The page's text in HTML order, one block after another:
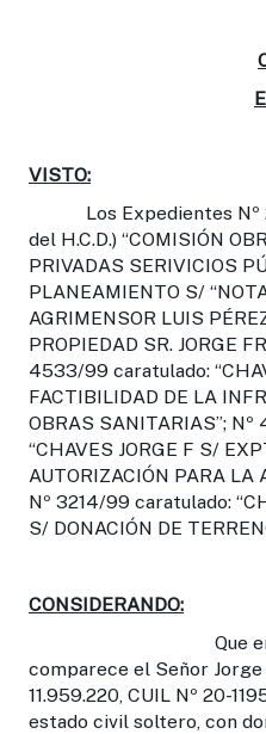
VISTO:
Los Expedientes Nº
del H.C.D.) “COMISIÓN
PRIVADAS SERIVICIOS
PLANEAMIENTO S/
AGRIMENSOR LUIS
PROPIEDAD SR. JORGE
4533/99 caratulado:
FACTIBILIDAD DE LA
OBRAS SANITARIAS”;
“CHAVES JORGE F S/
AUTORIZACIÓN PARA LA
Nº 3214/99 caratulado:
S/ DONACIÓN DE
CONSIDERANDO:
Que en fecha 2
comparece el Señor Jorge
11.959.220, CUIL Nº 20-
estado civil soltero, con